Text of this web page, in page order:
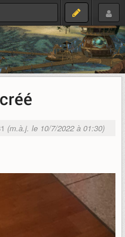
(m.à.j. le 10/7/2022 à 01:30)